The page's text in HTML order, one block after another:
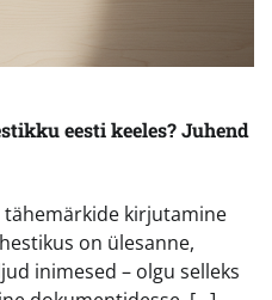
eesti keeles? Juhend
kirjutamine
on ülesanne,
inimesed – olgu selleks